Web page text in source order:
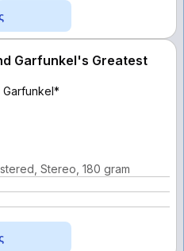
Garfunkel's Greatest
Garfunkel*
Stereo, 180 gram